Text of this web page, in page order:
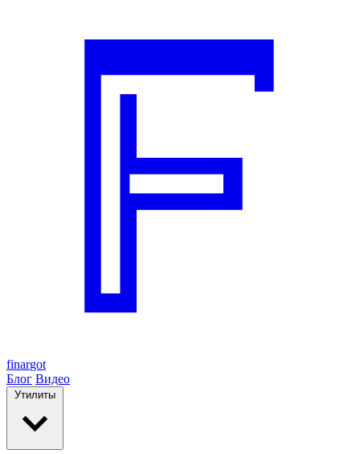
finargot
Блог Видео
Утилиты